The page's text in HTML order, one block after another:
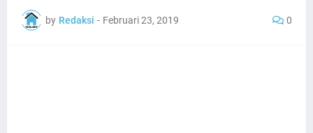
by Redaksi - Februari 23, 2019 0